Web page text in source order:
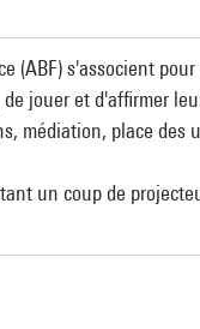
(ABF) s'associent
jouer et d'affirmer
médiation, place des
un coup de